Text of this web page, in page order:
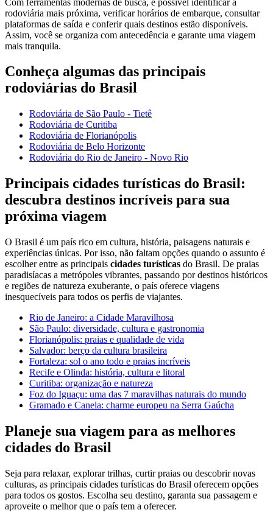
rodoviária mais próxima, verificar horários de embarque, consultar
plataformas de saída e conferir quais destinos estão disponíveis.
Assim, você se organiza com antecedência e garante uma viagem
mais tranquila.
Conheça algumas das principais
rodoviárias do Brasil
Rodoviária de São Paulo - Tietê
Rodoviária de Curitiba
Rodoviária de Florianópolis
Rodoviária de Belo Horizonte
Rodoviária do Rio de Janeiro - Novo Rio
Principais cidades turísticas do Brasil:
descubra destinos incríveis para sua
próxima viagem
O Brasil é um país rico em cultura, história, paisagens naturais e
experiências únicas. Por isso, não faltam opções quando o assunto é
escolher entre as principais cidades turísticas do Brasil. De praias
paradisíacas a metrópoles vibrantes, passando por destinos históricos
e regiões de natureza exuberante, o país oferece viagens
inesquecíveis para todos os perfis de viajantes.
Rio de Janeiro: a Cidade Maravilhosa
São Paulo: diversidade, cultura e gastronomia
Florianópolis: praias e qualidade de vida
Salvador: berço da cultura brasileira
Fortaleza: sol o ano todo e praias incríveis
Recife e Olinda: história, cultura e litoral
Curitiba: organização e natureza
Foz do Iguaçu: uma das 7 maravilhas naturais do mundo
Gramado e Canela: charme europeu na Serra Gaúcha
Planeje sua viagem para as melhores
cidades do Brasil
Seja para relaxar, explorar trilhas, curtir praias ou descobrir novas
culturas, as principais cidades turísticas do Brasil oferecem opções
para todos os gostos. Escolha seu destino, garanta sua passagem e
aproveite o melhor que o país tem a oferecer.